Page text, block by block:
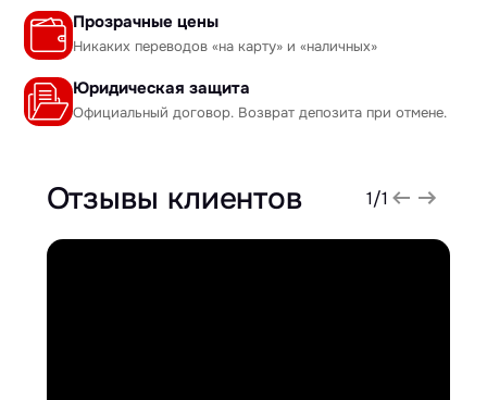
Прозрачные цены
Никаких переводов «на карту» и «наличных»
Юридическая защита
Официальный договор. Возврат депозита при отмене.
Отзывы клиентов 1/1